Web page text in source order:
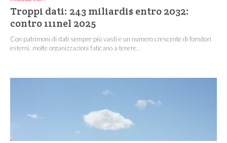
Troppi dati: 243 miliardi$ entro 2032:
contro 111nel 2025
Con patrimoni di dati sempre più vasti e un numero crescente di fornitori
esterni, molte organizzazioni faticano a tenere...